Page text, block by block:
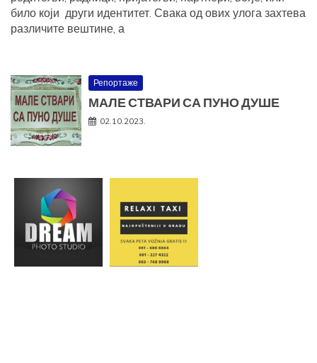
било који други идентитет. Свака од ових улога захтева
различите вештине, а
Репортаже
МАЛЕ СТВАРИ СА ПУНО ДУШЕ
02.10.2023.